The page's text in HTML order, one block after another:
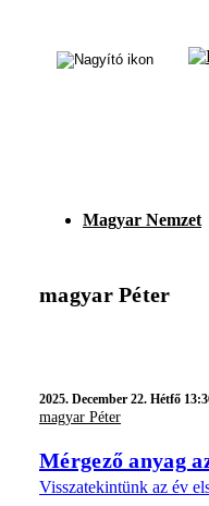
Magyar Nemzet
magyar Péter
2025. December 22. Hétfő
magyar Péter
Mérgező anyag
Visszatekintünk az év